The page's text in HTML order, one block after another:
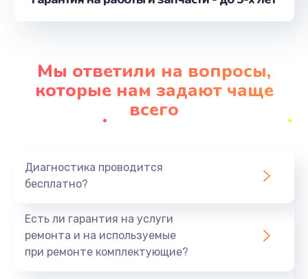
от 2600 руб.
от 680 руб.
Заказать
от 480 руб.
Заказать
Мы ответили на вопросы,
которые нам задают чаще
всего
Диагностика проводится
бесплатно?
Есть ли гарантия на услуги
ремонта и на используемые
при ремонте комплектующие?